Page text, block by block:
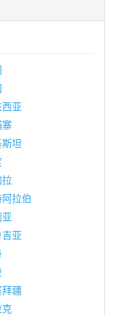
亚
寨
斯坦
拉
拉伯
亚
拜疆